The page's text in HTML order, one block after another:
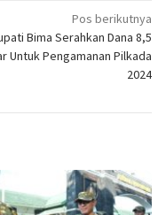
Pos berikutnya
Bima Serahkan Dana 8,5
Untuk Pengamanan Pilkada
2024